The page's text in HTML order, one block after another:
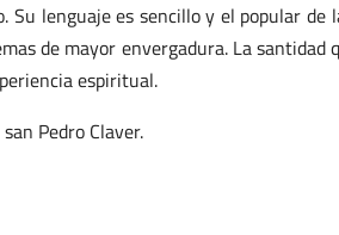
lenguaje es sencillo y el popular de
de mayor envergadura. La santidad
espiritual.
Pedro Claver.